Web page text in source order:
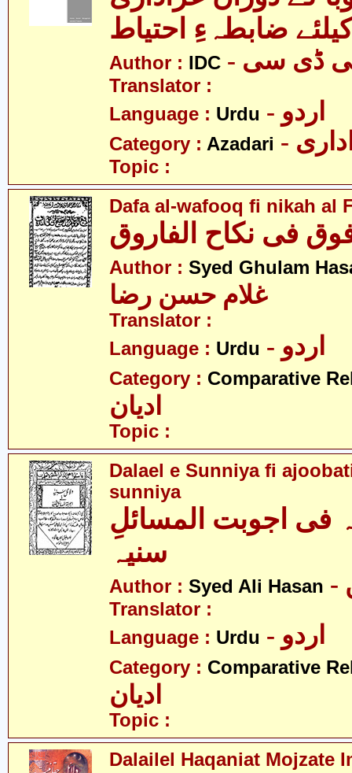
کیلئے ضابطہءِ احتیاط
Author : IDC ڈی سی
Translator :
Language : Urdu - اردو
Category : Azadari
Topic :
Dafa al-wafooq fi nikah al
فی نکاح الفاروق
Author : Syed Ghulam
غلام حسن رضا
Translator :
Language : Urdu - اردو
Category : Comparative
ادیان
Topic :
Dalael e Sunniya fi
sunniya
فی اجوبت المسائلِ
سنیہ
Author : Syed Ali Hasan
Translator :
Language : Urdu - اردو
Category : Comparative
ادیان
Topic :
Dalailel Haqaniat Mojzate